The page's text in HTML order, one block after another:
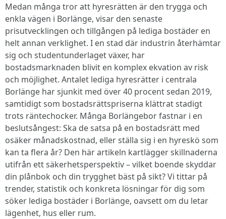
Medan många tror att hyresrätten är den trygga och
enkla vägen i Borlänge, visar den senaste
prisutvecklingen och tillgången på lediga bostäder en
helt annan verklighet. I en stad där industrin återhämtar
sig och studentunderlaget växer, har
bostadsmarknaden blivit en komplex ekvation av risk
och möjlighet. Antalet lediga hyresrätter i centrala
Borlänge har sjunkit med över 40 procent sedan 2019,
samtidigt som bostadsrättspriserna klättrat stadigt
trots räntechocker. Många Borlängebor fastnar i en
beslutsångest: Ska de satsa på en bostadsrätt med
osäker månadskostnad, eller ställa sig i en hyreskö som
kan ta flera år? Den här artikeln kartlägger skillnaderna
utifrån ett säkerhetsperspektiv – vilket boende skyddar
din plånbok och din trygghet bäst på sikt? Vi tittar på
trender, statistik och konkreta lösningar för dig som
söker lediga bostäder i Borlänge, oavsett om du letar
lägenhet, hus eller rum.